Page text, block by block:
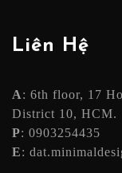
Liên Hệ
A: 6th floor, 17
District 10, HCM.
P: 0903254435
E: